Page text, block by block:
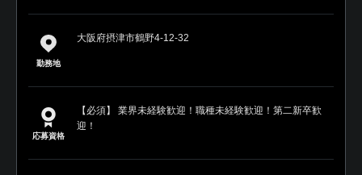
勤務地
大阪府摂津市鶴野4-12-32
応募資格
【必須】 業界未経験歓迎！職種未経験歓迎！第二新卒歓
迎！